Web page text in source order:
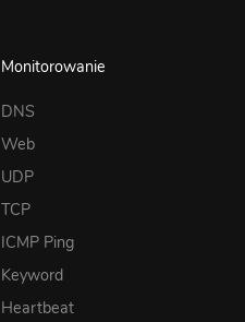
Monitorowanie
DNS
Web
UDP
TCP
ICMP Ping
Keyword
Heartbeat